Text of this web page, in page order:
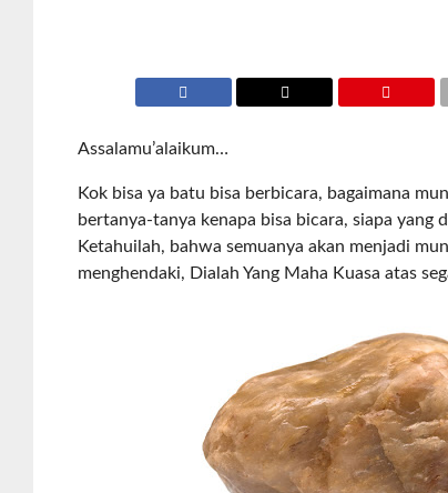
Assalamu’alaikum…
Kok bisa ya batu bisa berbicara, bagaimana
bertanya-tanya kenapa bisa bicara, siapa yang
Ketahuilah, bahwa semuanya akan menjadi
menghendaki, Dialah Yang Maha Kuasa atas